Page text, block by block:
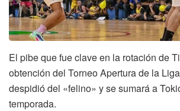
El pibe que fue clave en la rotación de
obtención del Torneo Apertura de la
despidió del «felino» y se sumará a
temporada.